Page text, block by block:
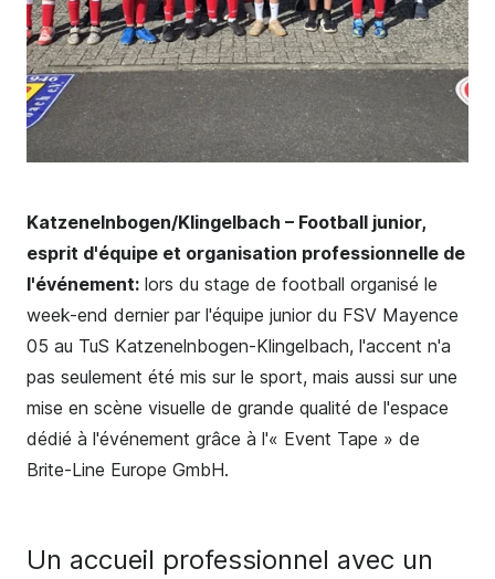
Katzenelnbogen/Klingelbach – Football junior,
esprit d'équipe et organisation professionnelle de
l'événement: lors du stage de football organisé le
week-end dernier par l'équipe junior du FSV Mayence
05 au TuS Katzenelnbogen-Klingelbach, l'accent n'a
pas seulement été mis sur le sport, mais aussi sur une
mise en scène visuelle de grande qualité de l'espace
dédié à l'événement grâce à l'« Event Tape » de
Brite-Line Europe GmbH.
Un accueil professionnel avec un